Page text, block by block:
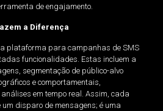
de engajamento.
a Diferença
plataforma para campanhas de SMS
funcionalidades. Estas incluem a
segmentação de público-alvo
e comportamentais,
em tempo real. Assim, cada
disparo de mensagens; é uma